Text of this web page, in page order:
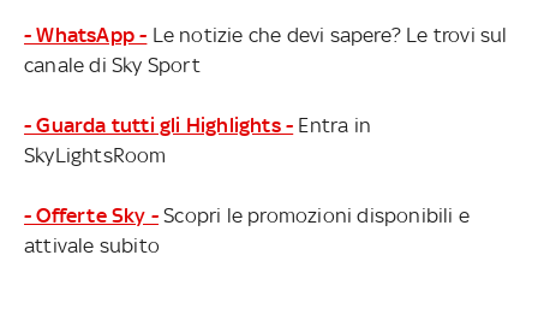
- WhatsApp - Le notizie che devi sapere? Le trovi sul
canale di Sky Sport
- Guarda tutti gli Highlights - Entra in
SkyLightsRoom
- Offerte Sky - Scopri le promozioni disponibili e
attivale subito